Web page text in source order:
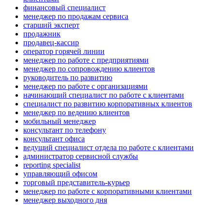
финансовый специалист
менеджер по продажам сервиса
старший эксперт
продажник
продавец-кассир
оператор горячей линии
менеджер по работе с предприятиями
менеджер по сопровождению клиентов
руководитель по развитию
менеджер по работе с организациями
начинающий специалист по работе с клиентами
специалист по развитию корпоративных клиентов
менеджер по ведению клиентов
мобильный менеджер
консультант по телефону
консультант офиса
ведущий специалист отдела по работе с клиентами
администратор сервисной службы
reporting specialist
управляющий офисом
торговый представитель-курьер
менеджер по работе с корпоративными клиентами
менеджер выходного дня